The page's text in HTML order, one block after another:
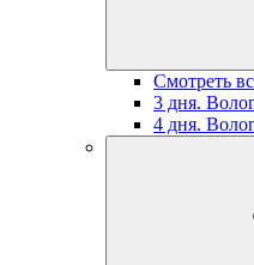
Смотреть
3 дня.
4 дня.